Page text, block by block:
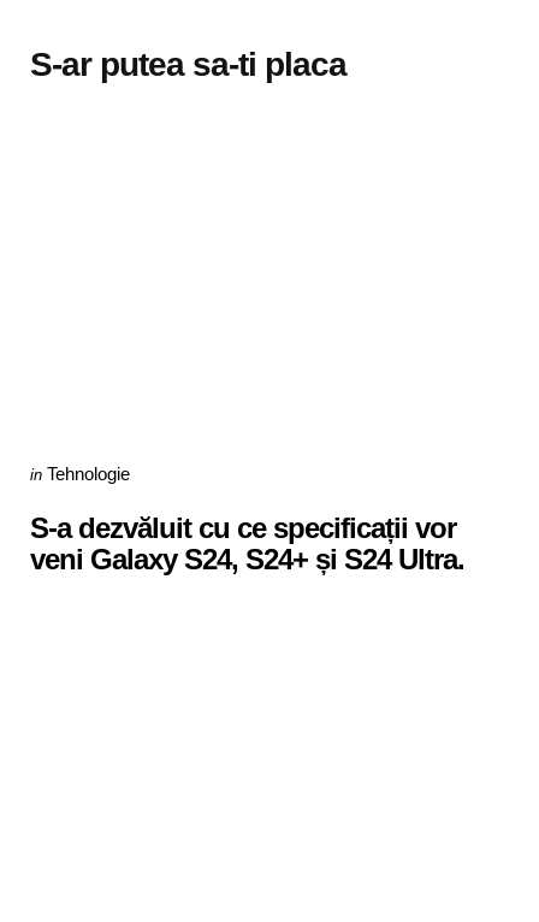
S-ar putea sa-ti placa
Categories
Posted
in Tehnologie
S-a dezvăluit cu ce specificații vor
veni Galaxy S24, S24+ și S24 Ultra.